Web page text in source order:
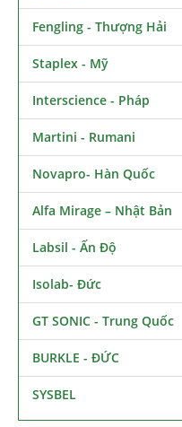
Fengling - Thượng Hải
Staplex - Mỹ
Interscience - Pháp
Martini - Rumani
Novapro- Hàn Quốc
Alfa Mirage – Nhật Bản
Labsil - Ấn Độ
Isolab- Đức
GT SONIC - Trung Quốc
BURKLE - ĐỨC
SYSBEL